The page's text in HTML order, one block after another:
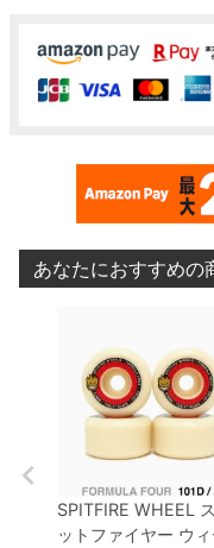
あなたにおすすめの
SPITFIRE WHEEL
ットファイヤー ウ